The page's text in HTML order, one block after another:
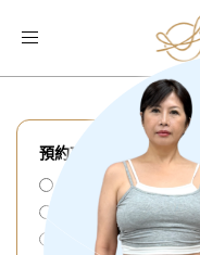
Toggle
預約項目
自律神經檢測 1500
胰島素阻抗檢測 999
兩者皆預約